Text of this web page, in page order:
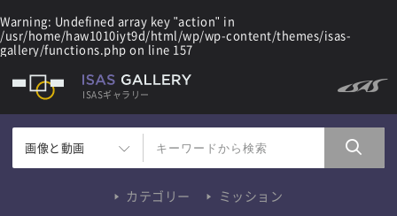
Warning: Undefined array key "action" in
/usr/home/haw1010iyt9d/html/wp/wp-content/themes/isas-
gallery/functions.php on line 157
ISASギャラリー
画像と動画
カテゴリー ミッション